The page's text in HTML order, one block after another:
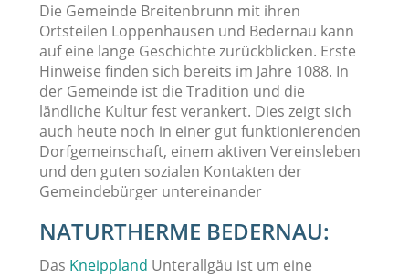
Die Gemeinde Breitenbrunn mit ihren
Ortsteilen Loppenhausen und Bedernau kann
auf eine lange Geschichte zurückblicken. Erste
Hinweise finden sich bereits im Jahre 1088. In
der Gemeinde ist die Tradition und die
ländliche Kultur fest verankert. Dies zeigt sich
auch heute noch in einer gut funktionierenden
Dorfgemeinschaft, einem aktiven Vereinsleben
und den guten sozialen Kontakten der
Gemeindebürger untereinander
NATURTHERME BEDERNAU:
Das Kneippland Unterallgäu ist um eine